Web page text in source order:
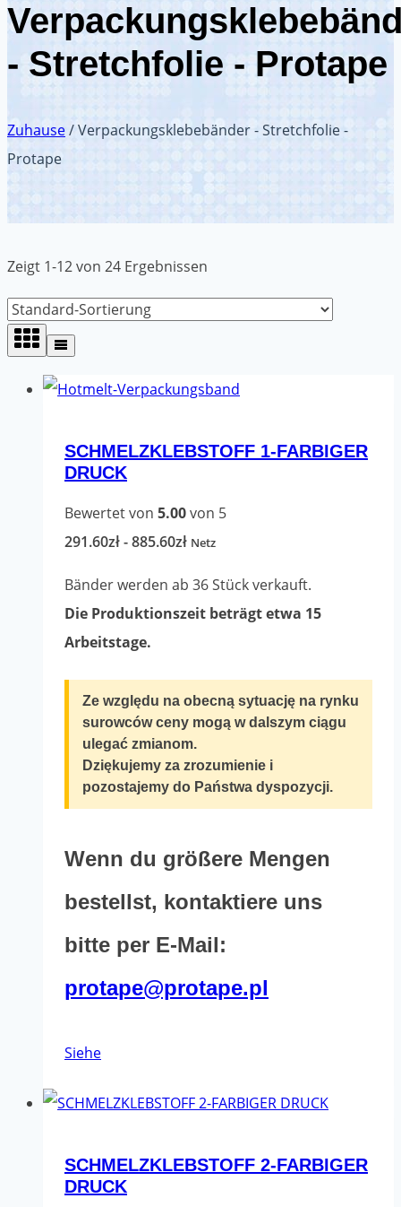
- Stretchfolie - Protape
Zuhause/Verpackungsklebebänder - Stretchfolie -
Protape
Zeigt 1-12 von 24 Ergebnissen
SCHMELZKLEBSTOFF 1-FARBIGER
DRUCK
Bewertet von 5.00von 5
291.60zł-885.60złPreisspanne:
Netz
Bänder werden ab 36 Stück verkauft.
Die Produktionszeit beträgt etwa 15
Arbeitstage.
Ze względu na obecną sytuację na rynku
surowców ceny mogą w dalszym ciągu
ulegać zmianom.
Dziękujemy za zrozumienie i
pozostajemy do Państwa dyspozycji.
Wenn du größere Mengen
bestellst, kontaktiere uns
bitte per E-Mail:
protape@protape.pl
SieheDieses
hat
Varianten.
Die
SCHMELZKLEBSTOFF 2-FARBIGER
DRUCK